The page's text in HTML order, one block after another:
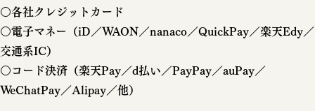
○各社クレジットカード
○電子マネー（iD／WAON／nanaco／QuickPay／楽天Edy／
交通系IC）
○コード決済（楽天Pay／d払い／PayPay／auPay／
WeChatPay／Alipay／他）